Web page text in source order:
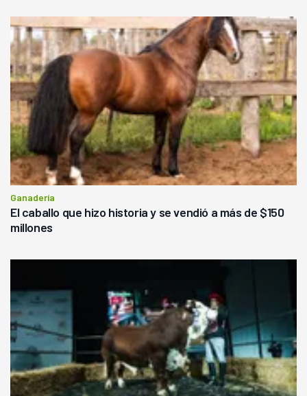
Ganadería
El caballo que hizo historia y se vendió a más de $150
millones